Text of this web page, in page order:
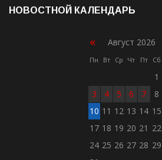
НОВОСТНОЙ КАЛЕНДАРЬ
« Август 2026
Пн Вт Ср Чт Пт Сб
1
3
4 5 6 7 8
10 11 12 13 14 15
17 18 19 20 21 22
24 25 26 27 28 29